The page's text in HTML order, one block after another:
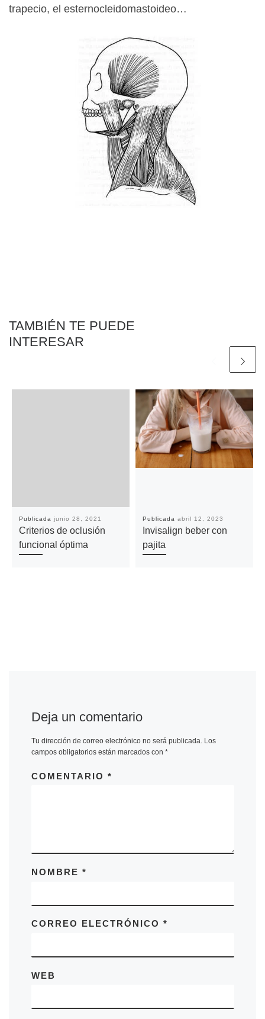
trapecio, el esternocleidomastoideo…
TAMBIÉN TE PUEDE
INTERESAR
Publicada junio 28, 2021
Criterios de oclusión
funcional óptima
Publicada abril 12, 2023
Invisalign beber con
pajita
Deja un comentario
Tu dirección de correo electrónico no será publicada. Los
campos obligatorios están marcados con *
COMENTARIO *
NOMBRE *
CORREO ELECTRÓNICO *
WEB